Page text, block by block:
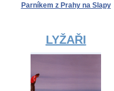
Parníkem z Prahy na Slapy
LYŽAŘI